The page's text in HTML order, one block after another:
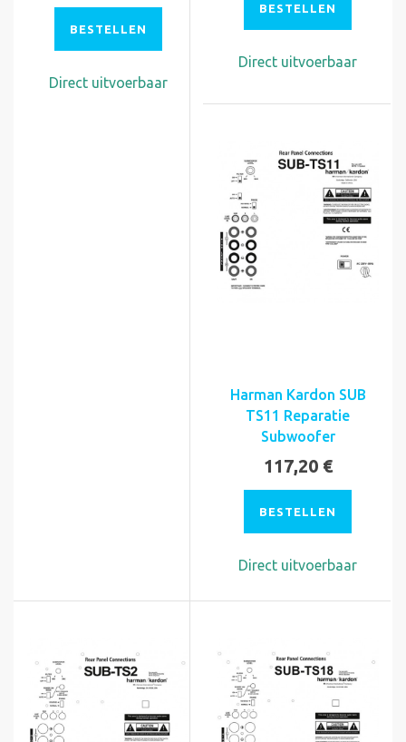
BESTELLEN
Direct uitvoerbaar
BESTELLEN
Direct uitvoerbaar
Harman Kardon SUB
TS11 Reparatie
Subwoofer
117,20 €
BESTELLEN
Direct uitvoerbaar